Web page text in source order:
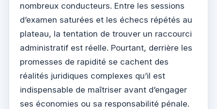
nombreux conducteurs. Entre les sessions
d’examen saturées et les échecs répétés au
plateau, la tentation de trouver un raccourci
administratif est réelle. Pourtant, derrière les
promesses de rapidité se cachent des
réalités juridiques complexes qu’il est
indispensable de maîtriser avant d’engager
ses économies ou sa responsabilité pénale.